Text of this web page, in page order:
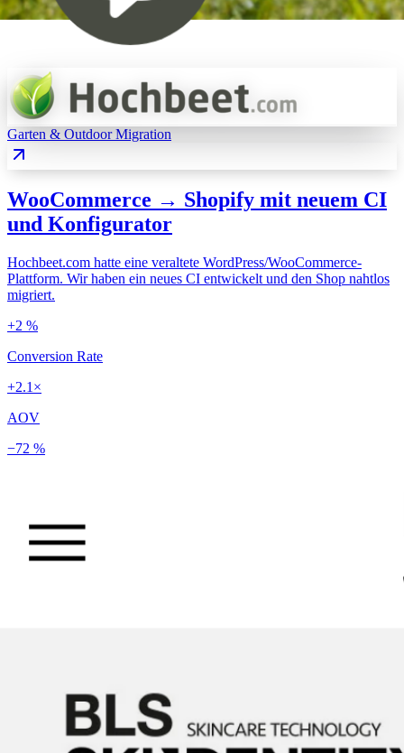
Garten & Outdoor Migration
WooCommerce → Shopify mit neuem CI
und Konfigurator
Hochbeet.com hatte eine veraltete WordPress/WooCommerce-
Plattform. Wir haben ein neues CI entwickelt und den Shop nahtlos
migriert.
+2 %
Conversion Rate
+2.1×
AOV
−72 %